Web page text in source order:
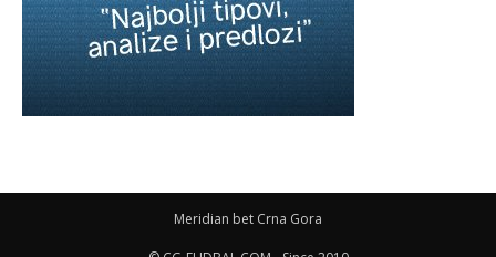
Meridian bet Crna Gora